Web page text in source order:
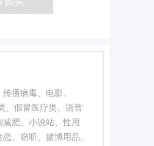
播病毒、电影、
、假冒医疗类、语音
肥、小说站、性用
、窃听、赌博用品、